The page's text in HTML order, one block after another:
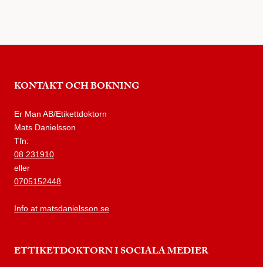
KONTAKT OCH BOKNING
Er Man AB/Etikettdoktorn
Mats Danielsson
Tfn:
08 231910
eller
0705152448
Info at matsdanielsson.se
ETTIKETDOKTORN I SOCIALA MEDIER